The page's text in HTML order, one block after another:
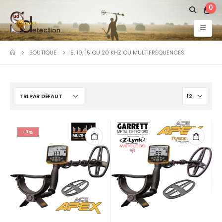
0
BOUTIQUE 5, 10, 15 OU 20 KHZ OU MULTIFRÉQUENCES
-7%